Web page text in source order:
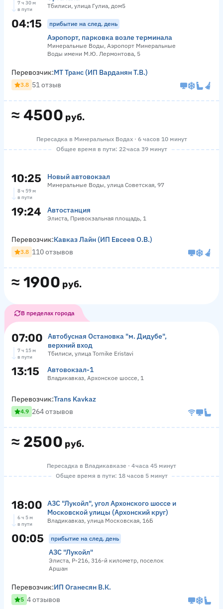
Тбилиси, улица Гулиа, дом5
7 ч 30 м
в пути
04:15 прибытие на след. день
Аэропорт, парковка возле терминала
Минеральные Воды, Аэропорт Минеральные
Воды имени М.Ю. Лермонтова, 5
≈ 4500 руб.
Перевозчик:МТ Транс (ИП Варданян Т.В.)
3.8 51 отзыв
Пересадка в Минеральных Водах · 6 часов 10 минут
Общее время в пути: 22 часа 39 минут
10:25 Новый автовокзал
Минеральные Воды, улица Советская, 97
8 ч 59 м
в пути
19:24 Автостанция
Элиста, Привокзальная площадь, 1
≈ 1900 руб.
Перевозчик:Кавказ Лайн (ИП Евсеев О.В.)
3.8 110 отзывов
В пределах города
07:00
Автобусная Остановка "м. Дидубе",
верхний вход
Тбилиси, улица Tornike Eristavi
7 ч 15 м
в пути
13:15 Автовокзал-1
Владикавказ, Архонское шоссе, 1
≈ 2500 руб.
Перевозчик:Trans Kavkaz
4.9 264 отзывов
Пересадка в Владикавказе · 4 часа 45 минут
Общее время в пути: 18 часов 5 минут
18:00
АЗС "Лукойл", угол Архонского шоссе и
Московской улицы (Архонский круг)
Владикавказ, улица Московская, 16Б
6 ч 5 м
в пути
00:05 прибытие на след. день
АЗС "Лукойл"
Элиста, Р-216, 316-й километр, поселок
Аршан
Перевозчик:ИП Оганесян В.К.
5 4 отзывов